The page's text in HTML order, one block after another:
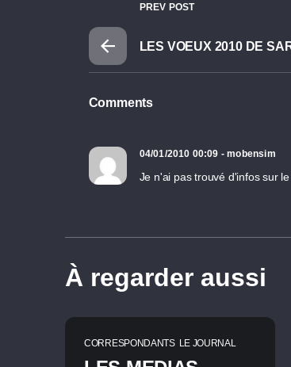
PREV POST
LES VOEUX 2010 DE
Comments
04/01/2010 00:09 - mobensim
Je n'ai pas trouvé d'infos sur
À regarder aussi
CORRESPONDANTS LE JOURNAL